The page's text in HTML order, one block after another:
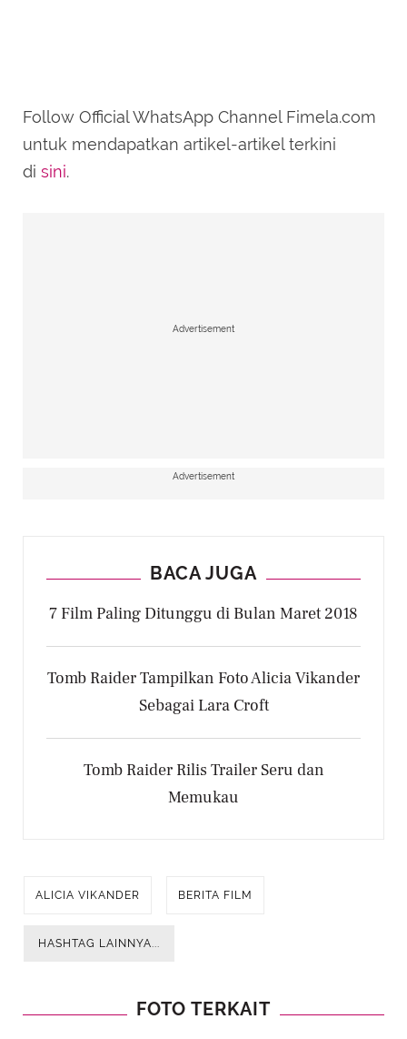
Follow Official WhatsApp Channel Fimela.com
untuk mendapatkan artikel-artikel terkini
di sini.
Advertisement
Advertisement
BACA JUGA
7 Film Paling Ditunggu di Bulan Maret 2018
Tomb Raider Tampilkan Foto Alicia Vikander
Sebagai Lara Croft
Tomb Raider Rilis Trailer Seru dan
Memukau
ALICIA VIKANDER BERITA FILM
HASHTAG LAINNYA...
FOTO TERKAIT